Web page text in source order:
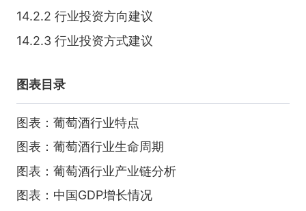
14.2.2 行业投资方向建议
14.2.3 行业投资方式建议
图表目录
图表：葡萄酒行业特点
图表：葡萄酒行业生命周期
图表：葡萄酒行业产业链分析
图表：中国GDP增长情况